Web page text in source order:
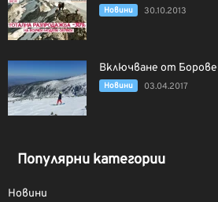
Новини 30.10.2013
Включване от
Новини 03.04.2017
Популярни категории
Новини